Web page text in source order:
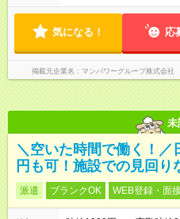
気になる！ 応
掲載元企業名 マンパワーグループ株式会
未
＼空いた時間で働く！
円も可！施設での見回り
派遣 ブランクOK WEB登録・面